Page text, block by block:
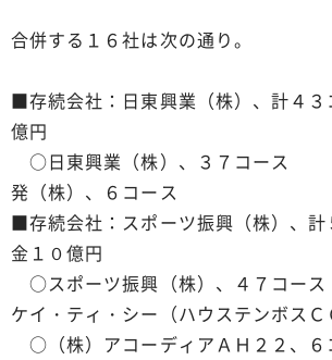
合併する１６社は次の通り。
■存続会社：日東興業（株）、計４３
億円
○日東興業（株）、３７コ
発（株）、６コース
■存続会社：スポーツ振興（株）、計
金１０億円
○スポーツ振興（株）、４７
ケイ・ティ・シー（ハウステンボスＣ
○（株）アコーディアＡＨ２２、６